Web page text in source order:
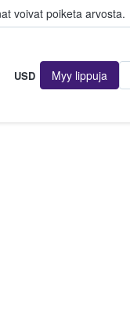
voivat poiketa arvosta.
USD Myy lippuja